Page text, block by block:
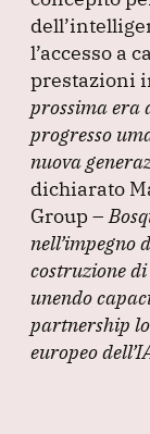
l’accesso a
prestazioni
prossima era
progresso
nuova
dichiarato
Group –
costruzione
unendo
partnership
europeo